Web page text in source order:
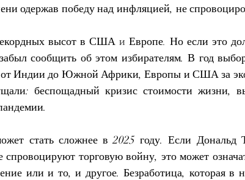
одержав победу над инфляцией, не
высот в США и Европе. Но если это
сообщить об этом избирателям. В год
Индии до Южной Африки, Европы и США за
беспощадный кризис стоимости жизни,
стать сложнее в 2025 году. Если Дональд
торговую войну, это может
или и то, и другое. Безработица, которая в